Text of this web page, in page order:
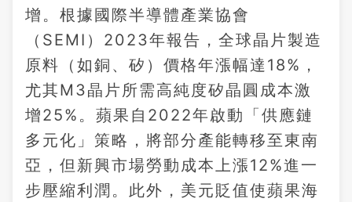
增。根據國際半導體產業協會
（SEMI）2023年報告，全球晶片製造
原料（如銅、矽）價格年漲幅達18%，
尤其M3晶片所需高純度矽晶圓成本激
增25%。蘋果自2022年啟動「供應鏈
多元化」策略，將部分產能轉移至東南
亞，但新興市場勞動成本上漲12%進一
步壓縮利潤。此外，美元貶值使蘋果海